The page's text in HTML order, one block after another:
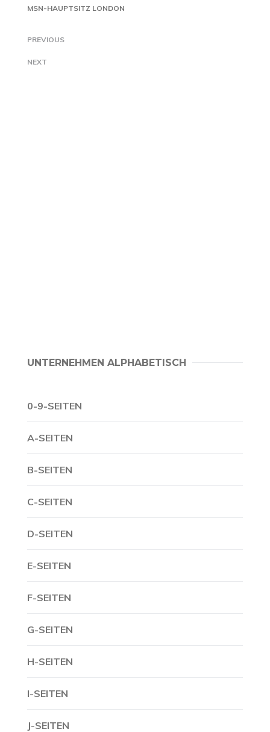
MSN-HAUPTSITZ LONDON
PREVIOUS
NEXT
UNTERNEHMEN ALPHABETISCH
0-9-SEITEN
A-SEITEN
B-SEITEN
C-SEITEN
D-SEITEN
E-SEITEN
F-SEITEN
G-SEITEN
H-SEITEN
I-SEITEN
J-SEITEN